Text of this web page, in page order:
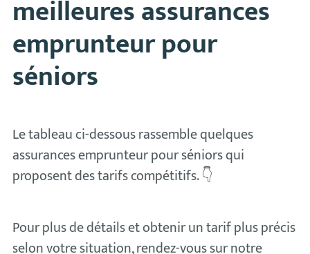
meilleures assurances
emprunteur pour
séniors
Le tableau ci-dessous rassemble quelques
assurances emprunteur pour séniors qui
proposent des tarifs compétitifs. 👇
Pour plus de détails et obtenir un tarif plus précis
selon votre situation, rendez-vous sur notre